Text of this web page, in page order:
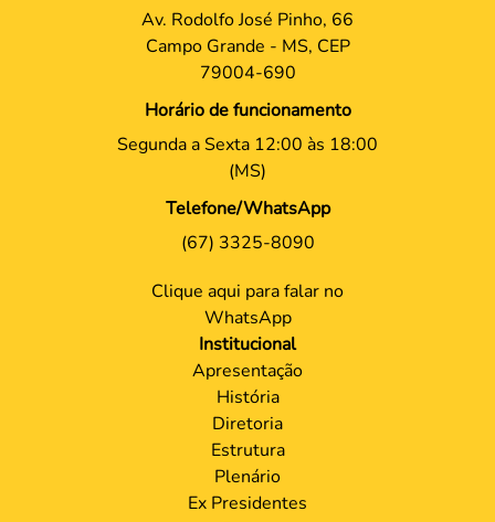
Av. Rodolfo José Pinho, 66
Campo Grande - MS, CEP
79004-690
Horário de funcionamento
Segunda a Sexta 12:00 às 18:00
(MS)
Telefone/WhatsApp
(67) 3325-8090
Clique aqui para falar no
WhatsApp
Institucional
Apresentação
História
Diretoria
Estrutura
Plenário
Ex Presidentes